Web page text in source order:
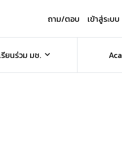
ถาม/ตอบ เข้าสู่ระบบ
รียนร่วม มช.